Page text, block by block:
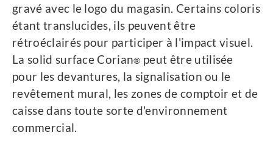
gravé avec le logo du magasin. Certains coloris
étant translucides, ils peuvent être
rétroéclairés pour participer à l'impact visuel.
La solid surface Corian® peut être utilisée
pour les devantures, la signalisation ou le
revêtement mural, les zones de comptoir et de
caisse dans toute sorte d'environnement
commercial.